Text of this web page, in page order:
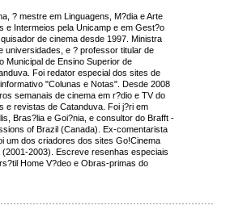
? mestre em Linguagens, M?dia e Arte
e Intermeios pela Unicamp e em Gest?o
de cinema desde 1997. Ministra
universidades, e ? professor titular de
Municipal de Ensino Superior de
Foi redator especial dos sites de
"Colunas e Notas". Desde 2008
semanais de cinema em r?dio e TV do
e revistas de Catanduva. Foi j?ri em
Bras?lia e Goi?nia, e consultor do Brafft -
of Brazil (Canada). Ex-comentarista
um dos criadores dos sites Go!Cinema
2003). Escreve resenhas especiais
Home V?deo e Obras-primas do